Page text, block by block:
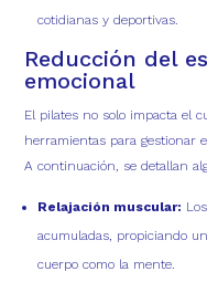
cotidianas y deportivas.
Reducción del
emocional
El pilates no solo impacta el
herramientas para gestionar
A continuación, se detallan
Relajación muscular:
acumuladas, propiciando
cuerpo como la mente.